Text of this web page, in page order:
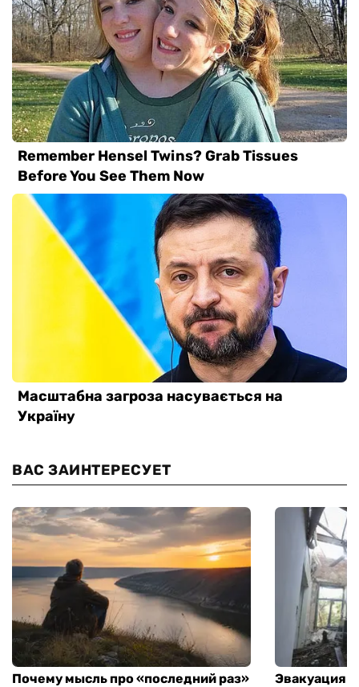
ВАС ЗАИНТЕРЕСУЕТ
Почему мысль про «последний раз»
Эвакуация